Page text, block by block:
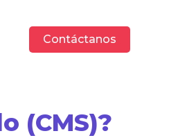
Contáctanos
(CMS)?